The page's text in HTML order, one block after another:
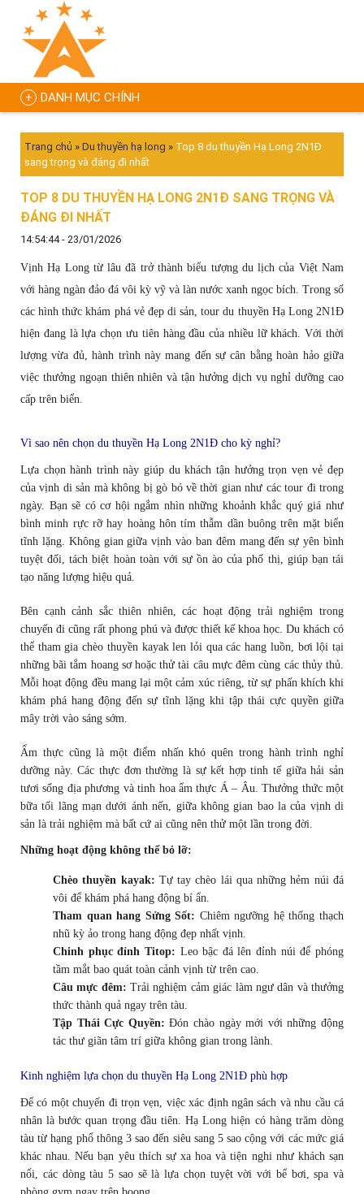
DANH MỤC CHÍNH
Trang chủ » Du thuyền hạ long » Top 8 du thuyền Hạ Long 2N1Đ
sang trọng và đáng đi nhất
TOP 8 DU THUYỀN HẠ LONG 2N1Đ SANG TRỌNG VÀ
ĐÁNG ĐI NHẤT
14:54:44 - 23/01/2026
Vịnh Hạ Long từ lâu đã trở thành biểu tượng du lịch của Việt Nam
với hàng ngàn đảo đá vôi kỳ vỹ và làn nước xanh ngọc bích. Trong số
các hình thức khám phá vẻ đẹp di sản, tour du thuyền Hạ Long 2N1Đ
hiện đang là lựa chọn ưu tiên hàng đầu của nhiều lữ khách. Với thời
lượng vừa đủ, hành trình này mang đến sự cân bằng hoàn hảo giữa
việc thưởng ngoạn thiên nhiên và tận hưởng dịch vụ nghỉ dưỡng cao
cấp trên biển.
Vì sao nên chọn du thuyền Hạ Long 2N1Đ cho kỳ nghỉ?
Lựa chọn hành trình này giúp du khách tận hưởng trọn vẹn vẻ đẹp
của vịnh di sản mà không bị gò bó về thời gian như các tour đi trong
ngày. Bạn sẽ có cơ hội ngắm nhìn những khoảnh khắc quý giá như
bình minh rực rỡ hay hoàng hôn tím thẫm dần buông trên mặt biển
tĩnh lặng. Không gian giữa vịnh vào ban đêm mang đến sự yên bình
tuyệt đối, tách biệt hoàn toàn với sự ồn ào của phố thị, giúp bạn tái
tạo năng lượng hiệu quả.
Bên cạnh cảnh sắc thiên nhiên, các hoạt động trải nghiệm trong
chuyến đi cũng rất phong phú và được thiết kế khoa học. Du khách có
thể tham gia chèo thuyền kayak len lỏi qua các hang luồn, bơi lội tại
những bãi tắm hoang sơ hoặc thử tài câu mực đêm cùng các thủy thủ.
Mỗi hoạt động đều mang lại một cảm xúc riêng, từ sự phấn khích khi
khám phá hang động đến sự tĩnh lặng khi tập thái cực quyền giữa
mây trời vào sáng sớm.
Ẩm thực cũng là một điểm nhấn khó quên trong hành trình nghỉ
dưỡng này.Các thực đơn thường là sự kết hợp tinh tế giữa hải sản
tươi sống địa phương và tinh hoa ẩm thực Á – Âu. Thưởng thức một
bữa tối lãng mạn dưới ánh nến, giữa không gian bao la của vịnh di
sản là trải nghiệm mà bất cứ ai cũng nên thử một lần trong đời.
Những hoạt động không thể bỏ lỡ:
Chèo thuyền kayak: Tự tay chèo lái qua những hẻm núi đá
vôi để khám phá hang động bí ẩn.
Tham quan hang Sửng Sốt: Chiêm ngưỡng hệ thống thạch
nhũ kỳ ảo trong hang động đẹp nhất vịnh.
Chinh phục đỉnh Titop: Leo bậc đá lên đỉnh núi để phóng
tầm mắt bao quát toàn cảnh vịnh từ trên cao.
Câu mực đêm: Trải nghiệm cảm giác làm ngư dân và thưởng
thức thành quả ngay trên tàu.
Tập Thái Cực Quyền: Đón chào ngày mới với những động
tác thư giãn tâm trí giữa không gian trong lành.
Kinh nghiệm lựa chọn du thuyền Hạ Long 2N1Đ phù hợp
Để có một chuyến đi trọn vẹn, việc xác định ngân sách và nhu cầu cá
nhân là bước quan trọng đầu tiên. Hạ Long hiện có hàng trăm dòng
tàu từ hạng phổ thông 3 sao đến siêu sang 5 sao cộng với các mức giá
khác nhau. Nếu bạn yêu thích sự xa hoa và tiện nghi như khách sạn
nổi, các dòng tàu 5 sao sẽ là lựa chọn tuyệt vời với bể bơi, spa và